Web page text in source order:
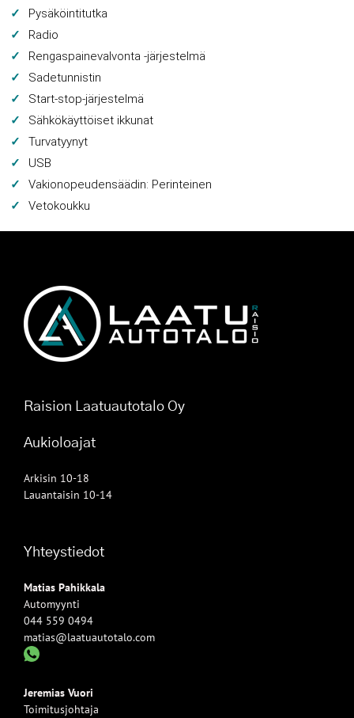
Pysäköintitutka
Radio
Rengaspainevalvonta -järjestelmä
Sadetunnistin
Start-stop-järjestelmä
Sähkökäyttöiset ikkunat
Turvatyynyt
USB
Vakionopeudensäädin: Perinteinen
Vetokoukku
Raision Laatuautotalo Oy
Aukioloajat
Arkisin 10-18
Lauantaisin 10-14
Yhteystiedot
Matias Pahikkala
Automyynti
044 559 0494
matias@laatuautotalo.com
Jeremias Vuori
Toimitusjohtaja